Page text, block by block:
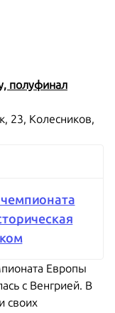
полуфинал
23, Колесников,
Европы
с Венгрией. В
своих